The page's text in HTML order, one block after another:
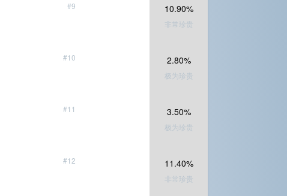
#9 10.90%
非常珍贵
#10 2.80%
极为珍贵
#11 3.50%
极为珍贵
#12 11.40%
非常珍贵